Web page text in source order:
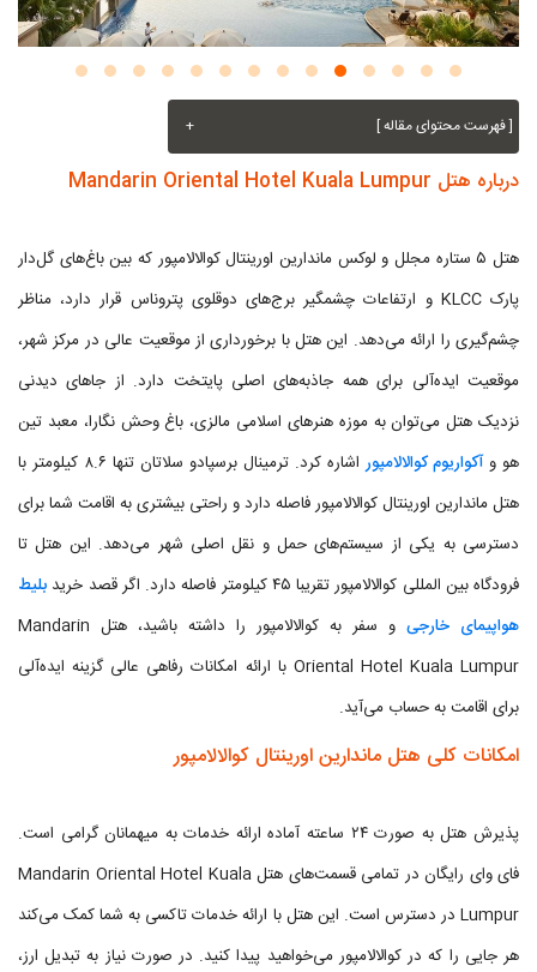
[ فهرست محتوای مقاله ] +
درباره هتل Mandarin Oriental Hotel Kuala Lumpur
هتل ۵ ستاره مجلل و لوکس ماندارین اورینتال کوالالامپور که بین باغ‌های گل‌دار
پارک KLCC و ارتفاعات چشمگیر برج‌های دوقلوی پتروناس قرار دارد، مناظر
چشم‌گیری را ارائه می‌دهد. این هتل با برخورداری از موقعیت عالی در مرکز شهر،
موقعیت ایده‌آلی برای همه جاذبه‌های اصلی پایتخت دارد. از جاهای دیدنی
نزدیک هتل می‌توان به موزه هنرهای اسلامی مالزی، باغ وحش نگارا، معبد تین
هو وآکواریوم کوالالامپور
اشاره کرد. ترمینال برسپادو سلاتان تنها ۸.۶ کیلومتر با
هتل ماندارین اورینتال کوالالامپور فاصله دارد و راحتی بیشتری به اقامت شما برای
دسترسی به یکی از سیستم‌های حمل و نقل اصلی شهر می‌دهد. این هتل تا
فرودگاه بین المللی کوالالامپور تقریبا ۴۵ کیلومتر فاصله دارد. اگر قصد خرید
بلیط
هواپیمای خارجی
و سفر به کوالالامپور را داشته باشید، هتل Mandarin
Oriental Hotel Kuala Lumpur با ارائه امکانات رفاهی عالی گزینه ایده‌آلی
برای اقامت به حساب می‌آید.
امکانات کلی هتل ماندارین اورینتال کوالالامپور
پذیرش هتل به صورت ۲۴ ساعته آماده ارائه خدمات به میهمانان گرامی است.
فای وای رایگان در تمامی قسمت‌های هتل Mandarin Oriental Hotel Kuala
Lumpur در دسترس است. این هتل با ارائه خدمات تاکسی به شما کمک می‌کند
هر جایی را که در کوالالامپور می‌خواهید پیدا کنید. در صورت نیاز به تبدیل ارز،